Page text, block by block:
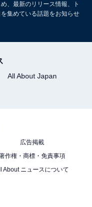
票
、最新のリリース情報、ト
集めている話題をお知らせ
All About Japan
広告掲載
作権・商標・免責事項
About ニュースについて